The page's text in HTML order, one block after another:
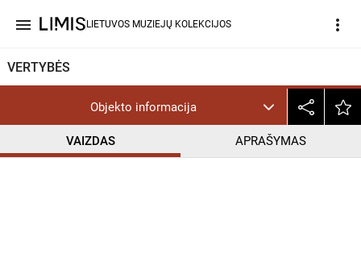
menu LIETUVOS MUZIEJŲ KOLEKCIJOS more_vert
VERTYBĖS
Objekto informacija
VAIZDAS APRAŠYMAS
help_outline